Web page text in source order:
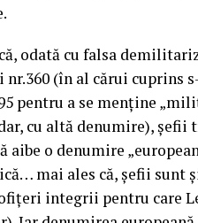
odată cu falsa
(în al cărui cuprins
pentru a se menține
cu altă denumire), șefii
o denumire
mai ales că, șefii sunt
integrii pentru care